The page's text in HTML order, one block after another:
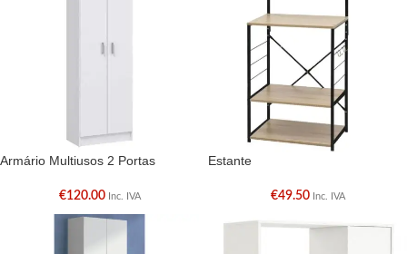
Armário Multiusos 2 Portas
€120.00 Inc. IVA
Estante
€49.50 Inc. IVA